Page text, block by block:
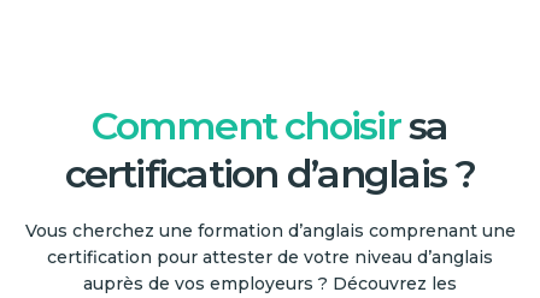
Comment choisirsa
certification d’anglais ?
Vous cherchez une formation d’anglais comprenant une
certification pour attester de votre niveau d’anglais
auprès de vos employeurs ? Découvrez les